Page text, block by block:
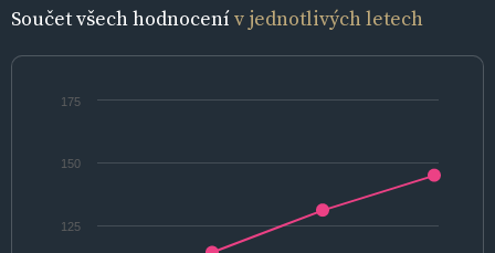
Součet všech hodnocenív jednotlivých letech
125
150
175